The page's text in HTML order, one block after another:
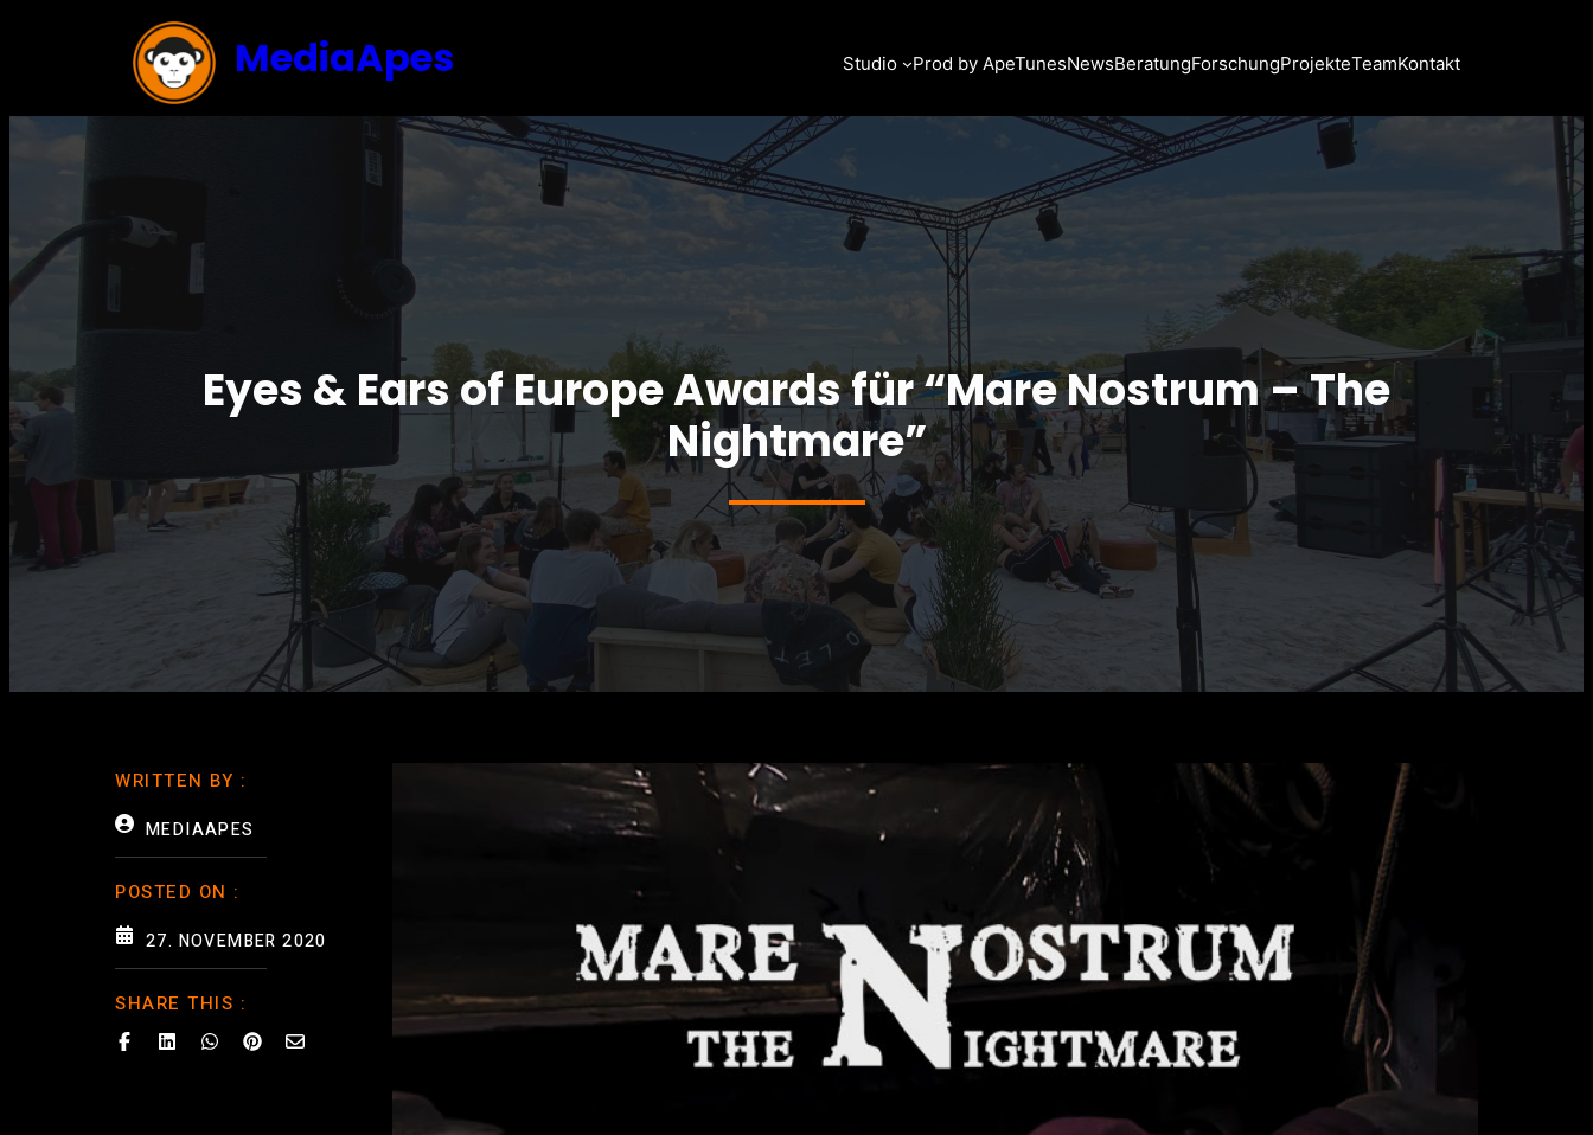
MediaApes Studio Prod by ApeTunesNewsBeratungForschungProjekteTeamKontakt
Eyes & Ears of Europe Awards für “Mare Nostrum – The
Nightmare”
WRITTEN BY :
MEDIAAPES
POSTED ON :
27. NOVEMBER 2020
SHARE THIS :